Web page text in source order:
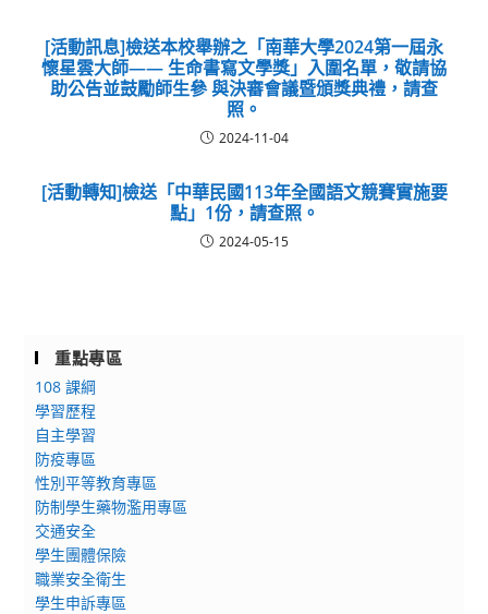
[活動訊息]檢送本校舉辦之「南華大學2024第一屆永
懷星雲大師—— 生命書寫文學獎」入圍名單，敬請協
助公告並鼓勵師生參 與決審會議暨頒獎典禮，請查
照。
2024-11-04
[活動轉知]檢送「中華民國113年全國語文競賽實施要
點」1份，請查照。
2024-05-15
重點專區
108 課綱
學習歷程
自主學習
防疫專區
性別平等教育專區
防制學生藥物濫用專區
交通安全
學生團體保險
職業安全衛生
學生申訴專區